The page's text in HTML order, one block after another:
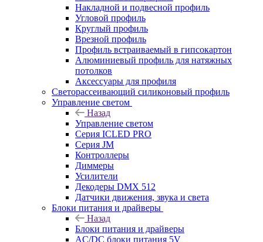
Накладной и подвесной профиль
Угловой профиль
Круглый профиль
Врезной профиль
Профиль встраиваемый в гипсокартон
Алюминиевый профиль для натяжных
потолков
Аксессуары для профиля
Светорассеивающий силиконовый профиль
Управление светом
Назад
Управление светом
Серия ICLED PRO
Серия JM
Контроллеры
Диммеры
Усилители
Декодеры DMX 512
Датчики движения, звука и света
Блоки питания и драйверы
Назад
Блоки питания и драйверы
AC/DC блоки питания 5V